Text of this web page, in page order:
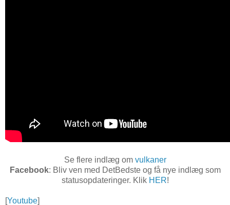
Se flere indlæg om vulkaner
Facebook: Bliv ven med DetBedste og få nye indlæg som
statusopdateringer. Klik HER!
[Youtube]